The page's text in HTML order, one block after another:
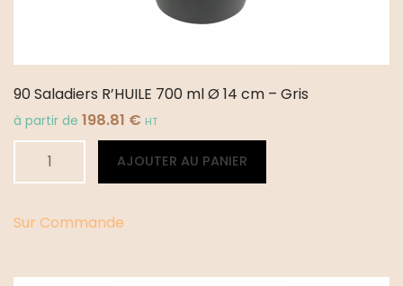
90 Saladiers R’HUILE 700 ml Ø 14 cm – Gris
à partir de 198.81 € HT
Saladiers
ml
AJOUTER AU PANIER
Alternative:
Sur Commande